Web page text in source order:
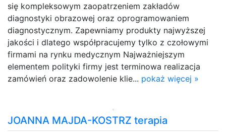
się kompleksowym zaopatrzeniem zakładów
diagnostyki obrazowej oraz oprogramowaniem
diagnostycznym. Zapewniamy produkty najwyższej
jakości i dlatego współpracujemy tylko z czołowymi
firmami na rynku medycznym Najważniejszym
elementem polityki firmy jest terminowa realizacja
zamówień oraz zadowolenie klie... pokaż więcej »
JOANNA MAJDA-KOSTRZ terapia